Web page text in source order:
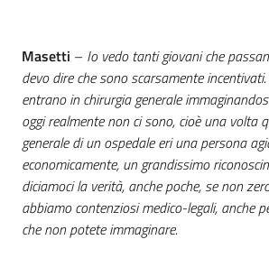
Masetti – Io vedo tanti giovani che
devo dire che sono scarsamente
entrano in chirurgia generale
oggi realmente non ci sono, cioè una volta
generale di un ospedale eri una persona
economicamente, un grandissimo
diciamoci la verità, anche poche, se non
abbiamo contenziosi medico-legali, anche
che non potete immaginare.